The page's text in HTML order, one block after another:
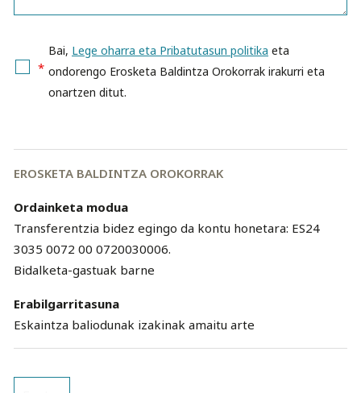
*
Bai, Lege oharra eta Pribatutasun politika eta
ondorengo Erosketa Baldintza Orokorrak irakurri eta
onartzen ditut.
EROSKETA BALDINTZA OROKORRAK
Ordainketa modua
Transferentzia bidez egingo da kontu honetara: ES24
3035 0072 00 0720030006.
Bidalketa-gastuak barne
Erabilgarritasuna
Eskaintza baliodunak izakinak amaitu arte